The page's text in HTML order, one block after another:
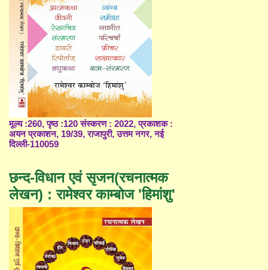
मूल्य :260, पृष्ठ :120 संस्करण : 2022, प्रकाशक :
अयन प्रकाशन, 19/39, राजापुरी, उत्तम नगर, नई
दिल्ली-110059
छन्द-विधान एवं सृजन(रचनात्मक
लेखन) : रामेश्वर काम्बोज 'हिमांशु'